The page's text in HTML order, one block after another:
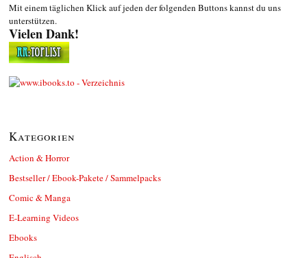
Mit einem täglichen Klick auf jeden der folgenden Buttons kannst du uns
unterstützen.
Vielen Dank!
Kategorien
Action & Horror
Bestseller / Ebook-Pakete / Sammelpacks
Comic & Manga
E-Learning Videos
Ebooks